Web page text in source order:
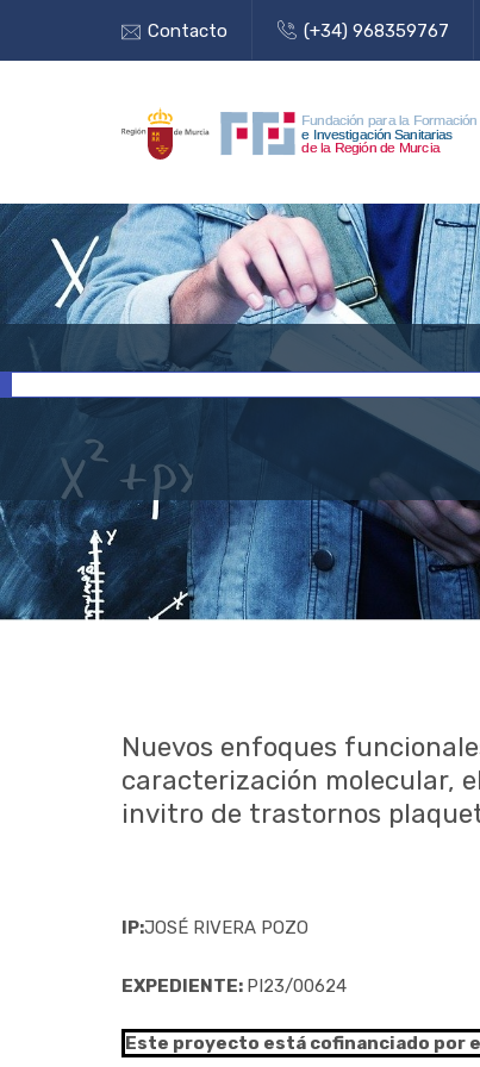
Contacto (+34) 968359767
Nuevos enfoques
caracterización molecular,
invitro de trastornos
IP:JOSÉ RIVERA POZO
EXPEDIENTE: PI23/00624
Este proyecto está cofinanciado por